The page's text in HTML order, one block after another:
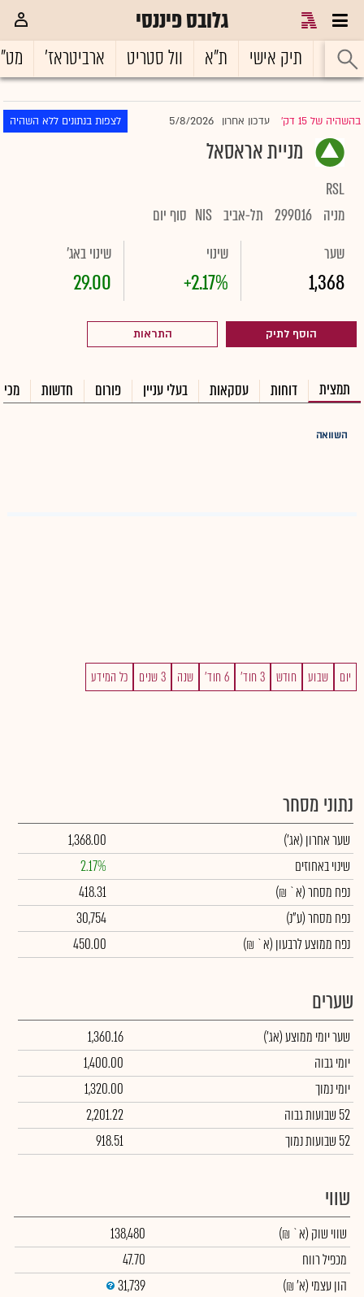
גלובס פיננסי
ראשי תיק אישי ת"א וול סטריט ארביטראז'
בהשהיה של 15 דק' |עדכון אחרון 5/8/2026 לצפות בנתונים ללא השהיה
מניית אראסאל
RSL
מניה 299016 תל-אביב NIS סוף יום
שער
1,368
שינוי
+2.17%
שינוי באג'
29.00
הוסף לתיק התראות
תמצית דוחות עסקאות בעלי עניין פורום חדשות
השוואה
יום שבוע חודש 3 חוד' 6 חוד' שנה 3 שנים כל המידע
נתוני מסחר
שער אחרון (אג')
1,368.00
שינוי באחוזים
2.17%
נפח מסחר(א` ₪)
418.31
נפח מסחר(ע"נ)
30,754
נפח ממוצע לרבעון (א` ₪)
450.00
שערים
שער יומי ממוצע(אג')
1,360.16
יומי גבוה
1,400.00
יומי נמוך
1,320.00
52 שבועות גבוה
2,201.22
52 שבועות נמוך
918.51
שווי
שווי שוק (א` ₪)
138,480
מכפיל רווח
47.70
הון עצמי (א' ₪)
31,739